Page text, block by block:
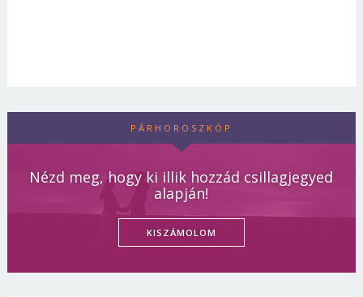
PÁRHOROSZKÓP
Nézd meg, hogy ki illik hozzád csillagjegyed
alapján!
KISZÁMOLOM